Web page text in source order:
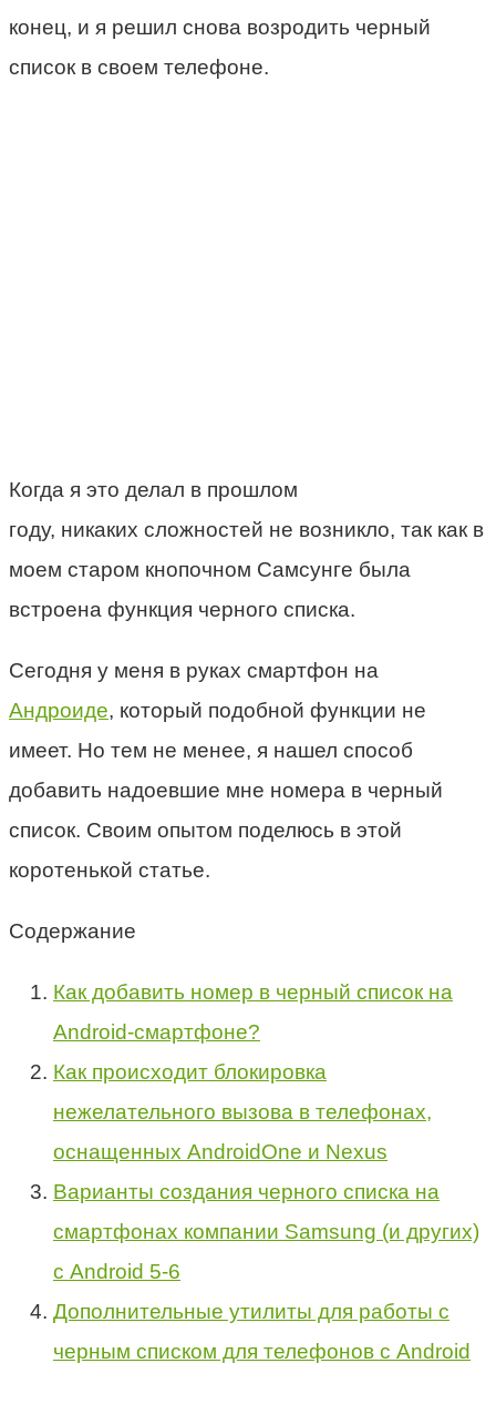
конец, и я решил снова возродить черный
список в своем телефоне.
Когда я это делал в прошлом
году, никаких сложностей не возникло, так как в
моем старом кнопочном Самсунге была
встроена функция черного списка.
Сегодня у меня в руках смартфон на
Андроиде, который подобной функции не
имеет. Но тем не менее, я нашел способ
добавить надоевшие мне номера в черный
список. Своим опытом поделюсь в этой
коротенькой статье.
Содержание
Как добавить номер в черный список на
Android-смартфоне?
Как происходит блокировка
нежелательного вызова в телефонах,
оснащенных AndroidOne и Nexus
Варианты создания черного списка на
смартфонах компании Samsung (и других)
с Android 5-6
Дополнительные утилиты для работы с
черным списком для телефонов с Android